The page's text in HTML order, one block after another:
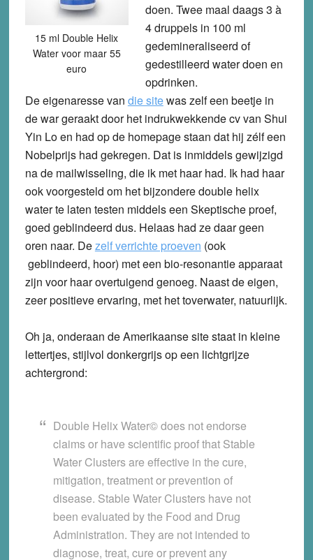
15 ml Double Helix
Water voor maar 55
euro
doen. Twee maal daags 3 à
4 druppels in 100 ml
gedemineraliseerd of
gedestilleerd water doen en
opdrinken.
De eigenaresse van die sitewas zelf een beetje in
de war geraakt door het indrukwekkende cv van Shui
Yin Lo en had op de homepage staan dat hij zélf een
Nobelprijs had gekregen. Dat is inmiddels gewijzigd
na de mailwisseling, die ik met haar had. Ik had haar
ook voorgesteld om het bijzondere double helix
water te laten testen middels een Skeptische proef,
goed geblindeerd dus. Helaas had ze daar geen
oren naar. Dezelf verrichte proeven (ook
geblindeerd, hoor) met een bio-resonantie apparaat
zijn voor haar overtuigend genoeg. Naast de eigen,
zeer positieve ervaring, met het toverwater, natuurlijk.
Oh ja, onderaan de Amerikaanse site staat in kleine
lettertjes, stijlvol donkergrijs op een lichtgrijze
achtergrond:
Double Helix Water© does not endorse
claims or have scientific proof that Stable
Water Clusters are effective in the cure,
mitigation, treatment or prevention of
disease. Stable Water Clusters have not
been evaluated by the Food and Drug
Administration. They are not intended to
diagnose, treat, cure or prevent any